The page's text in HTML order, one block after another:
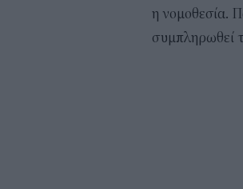
η νομοθεσία.
συμπληρωθεί